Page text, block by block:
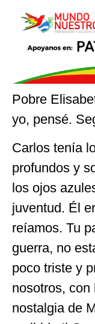
Pobre
yo, pensé.
Carlos tenía
profundos y
los ojos
juventud. Él
reíamos. Tu
guerra, no
poco triste y
nosotros,
nostalgia de